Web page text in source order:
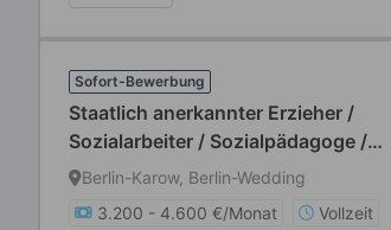
Sofort-Bewerbung
Staatlich anerkannter Erzieher /
Sozialarbeiter / Sozialpädagoge /
Heilpädagoge / Kindheitspädagoge /
Berlin-Karow, Berlin-Wedding
3.200 - 4.600 €/Monat
Vollzeit